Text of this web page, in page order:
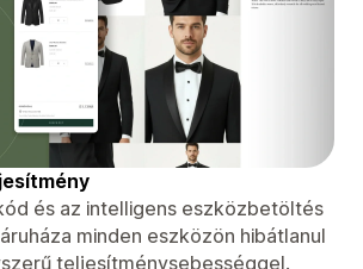
és az intelligens eszközbetöltés
minden eszközön hibátlanul
teljesítménysebességgel.